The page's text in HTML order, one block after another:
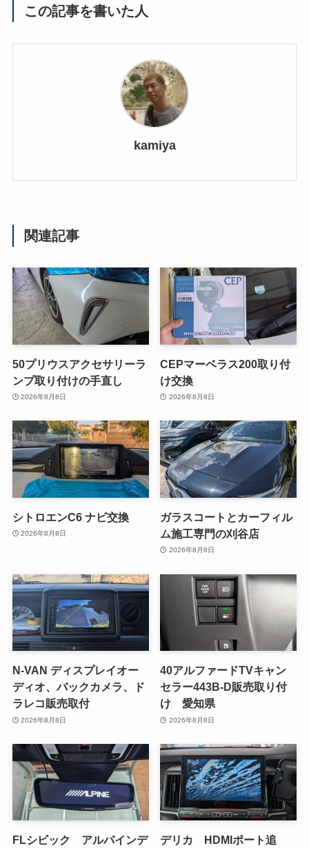
この記事を書いた人
kamiya
関連記事
50プリウスアクセサリーラ
ンプ取り付けの手直し
2026年8月8日
CEPマーベラス200取り付
け交換
2026年8月8日
シトロエンC6 ナビ交換
2026年8月8日
ガラスコートとカーフィル
ム施工専門の刈谷店
2026年8月8日
N-VAN ディスプレイオー
ディオ、バックカメラ、ド
ラレコ販売取付
2026年8月8日
40アルファードTVキャン
セラー443B-D販売取り付
け 愛知県
2026年8月8日
FLシビック アルパインデ デリカ HDMIポート追